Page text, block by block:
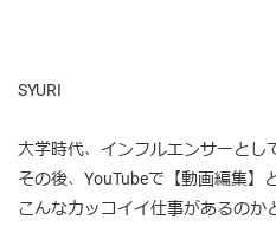
SYURI
大学時代、インフルエンサーとし
その後、YouTubeで【動画編集】
こんなカッコイイ仕事があるのか